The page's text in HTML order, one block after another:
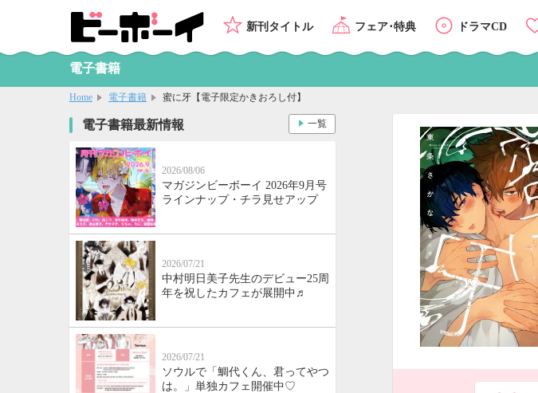
新刊タイトル フェア･特典 ドラマCD
電子書籍
Home 電子書籍 蜜に牙【電子限定かきおろし付】
電子書籍最新情報
2026/08/06
マガジンビーボーイ 2026年9月号
ラインナップ・チラ見せアップ
2026/07/21
中村明日美子先生のデビュー25周
年を祝したカフェが展開中♬
2026/07/21
ソウルで「鯛代くん、君ってやつ
は。」単独カフェ開催中♡
一覧